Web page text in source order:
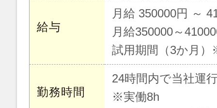
給与
月給 350000円 ～
月給350000～
試用期間（3か月
勤務時間
24時間内で当社運
※実働8h